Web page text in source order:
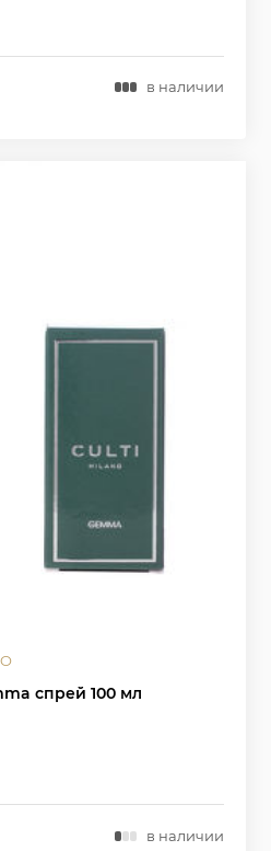
в наличии
спрей 100 мл
в наличии